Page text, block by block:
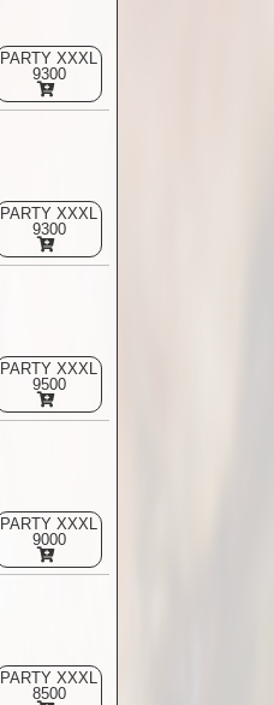
PARTY XXXL
9300
PARTY XXXL
9300
PARTY XXXL
9500
PARTY XXXL
9000
PARTY XXXL
8500